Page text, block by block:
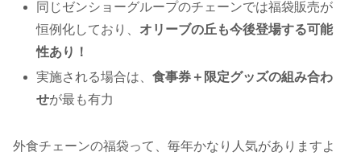
同じゼンショーグループのチェーンでは福袋販売が
恒例化しており、 オリーブの丘も今後登場する可能
性あり！
実施される場合は、食事券＋限定グッズの組み合わ
せが最も有力
外食チェーンの福袋って、毎年かなり人気がありますよ